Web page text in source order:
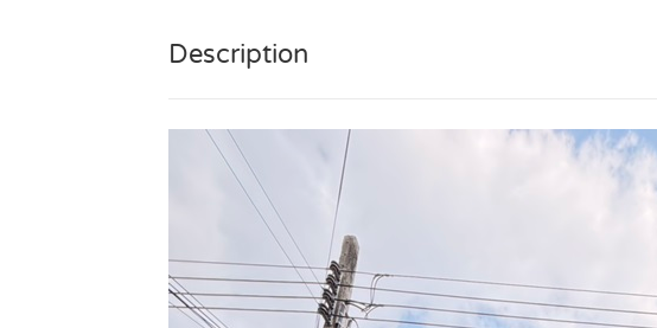
Description